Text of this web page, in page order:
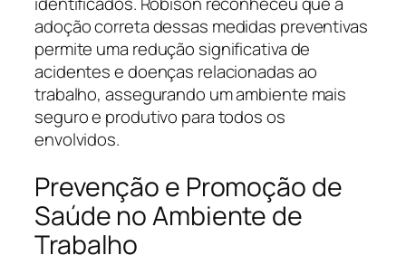
adoção correta dessas medidas preventivas
permite uma redução significativa de
acidentes e doenças relacionadas ao
trabalho, assegurando um ambiente mais
seguro e produtivo para todos os
envolvidos.
Prevenção e Promoção de
Saúde no Ambiente de
Trabalho